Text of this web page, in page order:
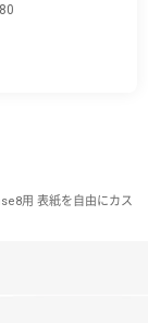
用 表紙を自由にカス